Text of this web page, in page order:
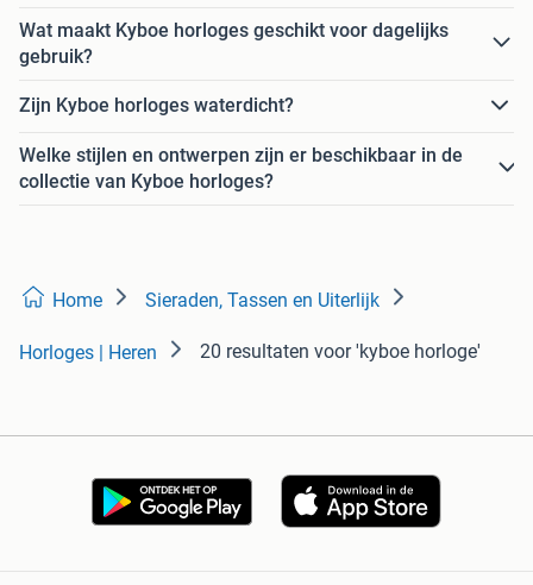
Wat maakt Kyboe horloges geschikt voor dagelijks
gebruik?
Zijn Kyboe horloges waterdicht?
Welke stijlen en ontwerpen zijn er beschikbaar in de
collectie van Kyboe horloges?
Home Sieraden, Tassen en Uiterlijk
Horloges | Heren 20 resultaten voor 'kyboe horloge'